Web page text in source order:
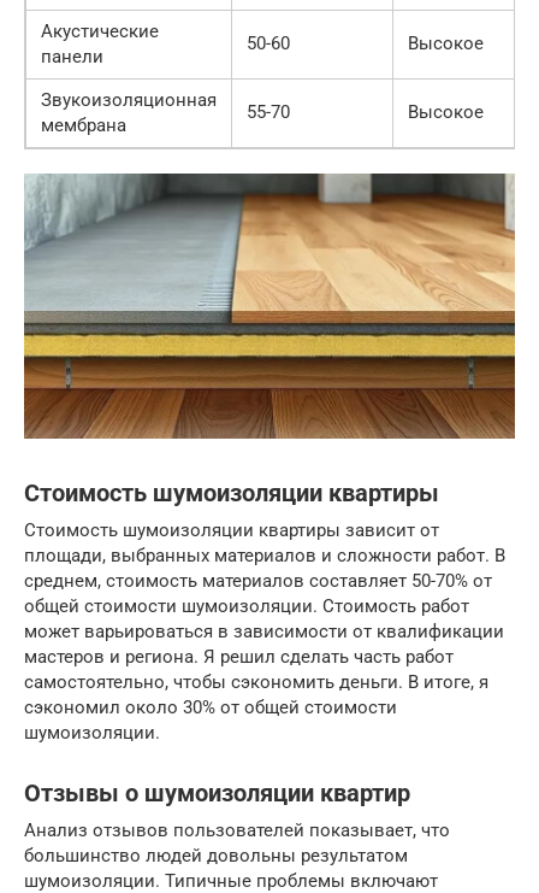
Акустические
панели
50-60 Высокое
Звукоизоляционная
мембрана
55-70 Высокое
Стоимость шумоизоляции квартиры
Стоимость шумоизоляции квартиры зависит от
площади, выбранных материалов и сложности работ. В
среднем, стоимость материалов составляет 50-70% от
общей стоимости шумоизоляции. Стоимость работ
может варьироваться в зависимости от квалификации
мастеров и региона. Я решил сделать часть работ
самостоятельно, чтобы сэкономить деньги. В итоге, я
сэкономил около 30% от общей стоимости
шумоизоляции.
Отзывы о шумоизоляции квартир
Анализ отзывов пользователей показывает, что
большинство людей довольны результатом
шумоизоляции. Типичные проблемы включают